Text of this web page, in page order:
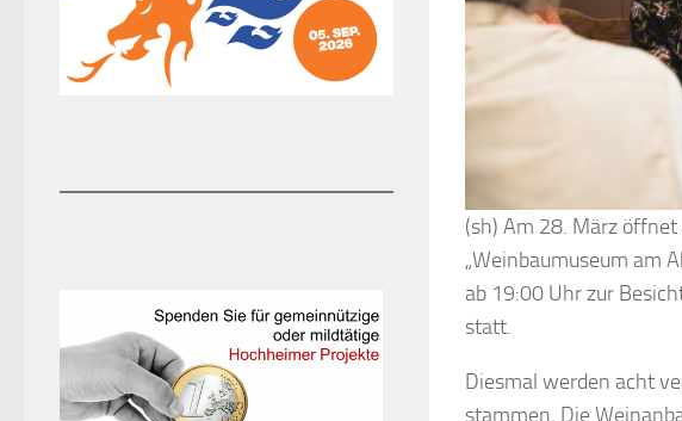
(sh) Am 28. März
„Weinbaumuseum am
ab 19:00 Uhr zur
statt.
Diesmal werden acht
stammen. Die